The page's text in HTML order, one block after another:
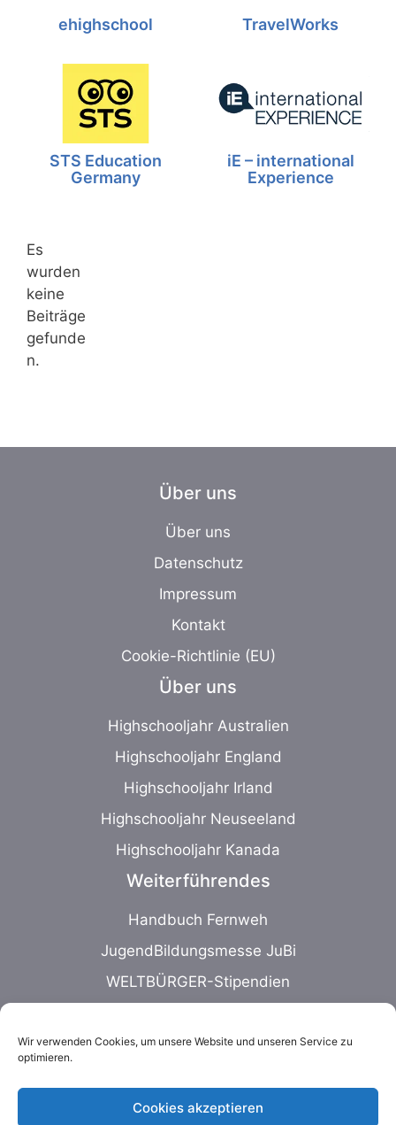
Wir verwenden Cookies, um unsere Website und unseren Service zu
optimieren.
Cookies akzeptieren
ehighschool TravelWorks
STS Education
Germany
iE – international
Experience
Es
wurden
keine
Beiträge
gefunde
n.
Über uns
Über uns
Datenschutz
Impressum
Kontakt
Cookie-Richtlinie (EU)
Über uns
Highschooljahr Australien
Highschooljahr England
Highschooljahr Irland
Highschooljahr Neuseeland
Highschooljahr Kanada
Weiterführendes
Handbuch Fernweh
JugendBildungsmesse JuBi
WELTBÜRGER-Stipendien